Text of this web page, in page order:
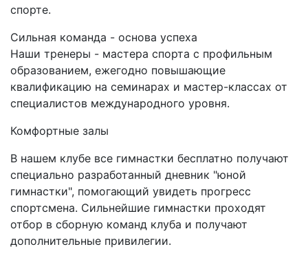
спорте.
Сильная команда - основа успеха
Наши тренеры - мастера спорта с профильным
образованием, ежегодно повышающие
квалификацию на семинарах и мастер-классах от
специалистов международного уровня.
Комфортные залы
В нашем клубе все гимнастки бесплатно получают
специально разработанный дневник "юной
гимнастки", помогающий увидеть прогресс
спортсмена. Сильнейшие гимнастки проходят
отбор в сборную команд клуба и получают
дополнительные привилегии.